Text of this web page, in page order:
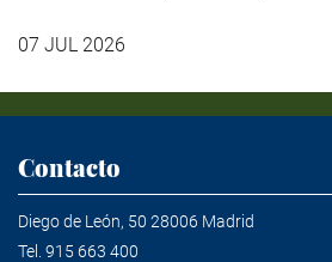
07 JUL 2026
Contacto
Diego de León, 50 28006 Madrid
Tel. 915 663 400